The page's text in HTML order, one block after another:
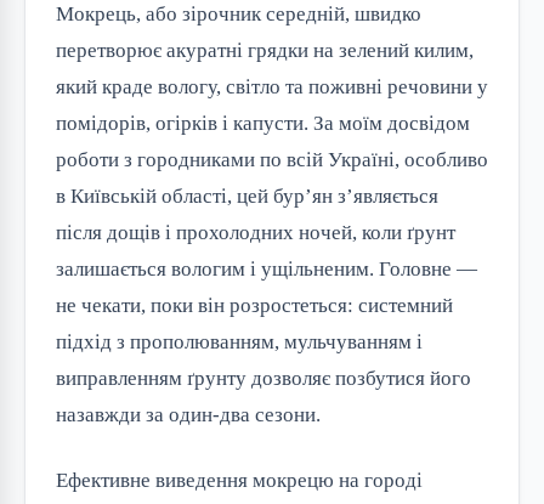
Мокрець, або зірочник середній, швидко
перетворює акуратні грядки на зелений килим,
який краде вологу, світло та поживні речовини у
помідорів, огірків і капусти. За моїм досвідом
роботи з городниками по всій Україні, особливо
в Київській області, цей бур’ян з’являється
після дощів і прохолодних ночей, коли ґрунт
залишається вологим і ущільненим. Головне —
не чекати, поки він розростеться: системний
підхід з прополюванням, мульчуванням і
виправленням ґрунту дозволяє позбутися його
назавжди за один-два сезони.
Ефективне виведення мокрецю на городі